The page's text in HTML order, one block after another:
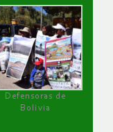
Defensoras de
Bolivia